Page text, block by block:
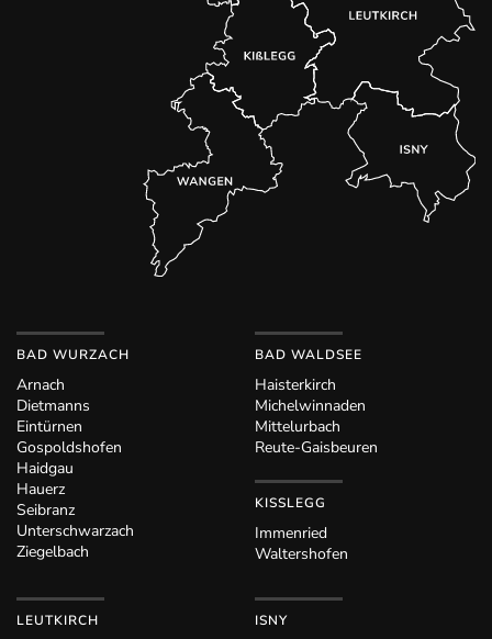
BAD WURZACH
Arnach
Dietmanns
Eintürnen
Gospoldshofen
Haidgau
Hauerz
Seibranz
Unterschwarzach
Ziegelbach
BAD WALDSEE
Haisterkirch
Michelwinnaden
Mittelurbach
Reute-Gaisbeuren
KISSLEGG
Immenried
Waltershofen
LEUTKIRCH ISNY